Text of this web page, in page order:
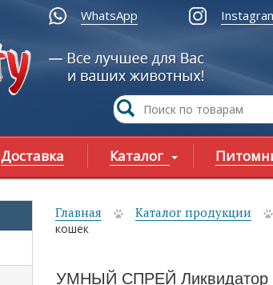
WhatsApp
Доставка Каталог
Вы здесь
Главная Каталог продукции
кошек
УМНЫЙ СПРЕЙ Ликвидатор